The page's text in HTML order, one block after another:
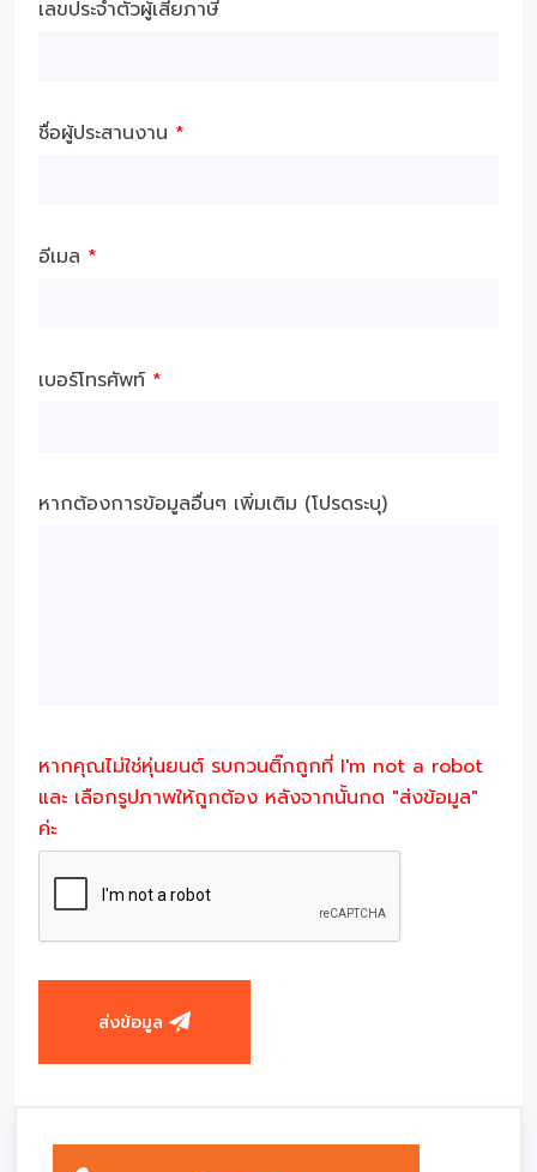
เลขประจำตัวผู้เสียภาษี
ชื่อผู้ประสานงาน *
อีเมล *
เบอร์โทรศัพท์ *
หากต้องการข้อมูลอื่นๆ เพิ่มเติม (โปรดระบุ)
หากคุณไม่ใช่หุ่นยนต์ รบกวนติ๊กถูกที่ I'm not a robot
และ เลือกรูปภาพให้ถูกต้อง หลังจากนั้นกด "ส่งข้อมูล"
ค่ะ
ส่งข้อมูล